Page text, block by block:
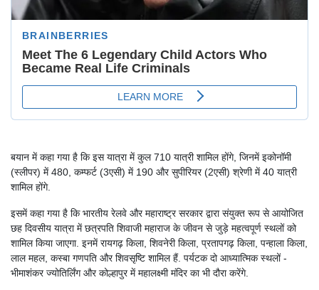
बयान में कहा गया है कि इस यात्रा में कुल 710 यात्री शामिल होंगे, जिनमें इकोनॉमी
(स्लीपर) में 480, कम्फर्ट (3एसी) में 190 और सुपीरियर (2एसी) श्रेणी में 40 यात्री
शामिल होंगे.
इसमें कहा गया है कि भारतीय रेलवे और महाराष्ट्र सरकार द्वारा संयुक्त रूप से आयोजित
छह दिवसीय यात्रा में छत्रपति शिवाजी महाराज के जीवन से जुड़े महत्वपूर्ण स्थलों को
शामिल किया जाएगा. इनमें रायगढ़ किला, शिवनेरी किला, प्रतापगढ़ किला, पन्हाला किला,
लाल महल, कस्बा गणपति और शिवसृष्टि शामिल हैं. पर्यटक दो आध्यात्मिक स्थलों -
भीमाशंकर ज्योतिर्लिंग और कोल्हापुर में महालक्ष्मी मंदिर का भी दौरा करेंगे.